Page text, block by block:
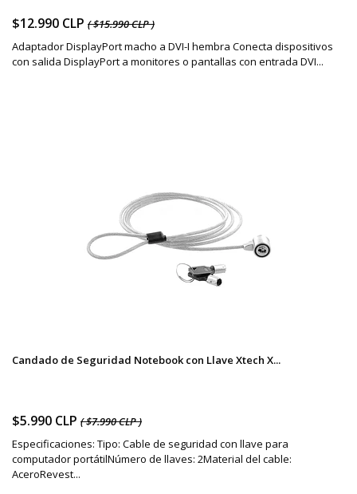
$12.990 CLP ( $15.990 CLP )
Adaptador DisplayPort macho a DVI-I hembra Conecta dispositivos
con salida DisplayPort a monitores o pantallas con entrada DVI...
Candado de Seguridad Notebook con Llave Xtech X...
$5.990 CLP ( $7.990 CLP )
Especificaciones: Tipo: Cable de seguridad con llave para
computador portátilNúmero de llaves: 2Material del cable:
AceroRevest...